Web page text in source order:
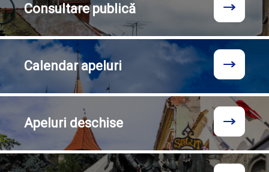
Consultarepublică
Calendarapeluri
Apeluri deschise